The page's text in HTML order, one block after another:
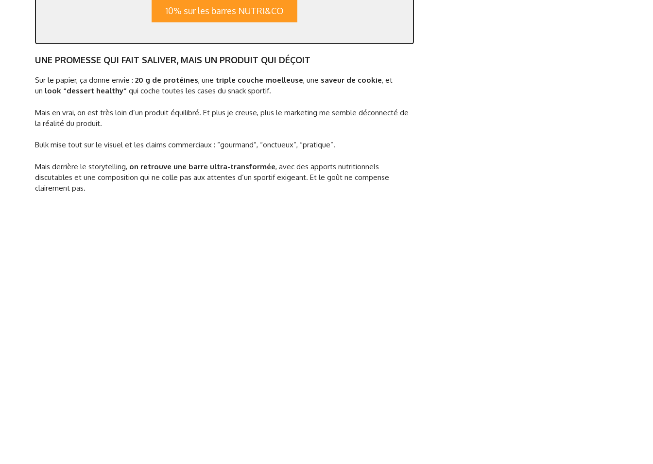
10% sur les barres NUTRI&CO
UNE PROMESSE QUI FAIT SALIVER, MAIS UN PRODUIT QUI DÉÇOIT
Sur le papier, ça donne envie : 20 g de protéines, une triple couche moelleuse, une saveur de cookie, et
un look “dessert healthy” qui coche toutes les cases du snack sportif.
Mais en vrai, on est très loin d’un produit équilibré. Et plus je creuse, plus le marketing me semble déconnecté de
la réalité du produit.
Bulk mise tout sur le visuel et les claims commerciaux : “gourmand”, “onctueux”, “pratique”.
Mais derrière le storytelling, on retrouve une barre ultra-transformée, avec des apports nutritionnels
discutables et une composition qui ne colle pas aux attentes d’un sportif exigeant. Et le goût ne compense
clairement pas.